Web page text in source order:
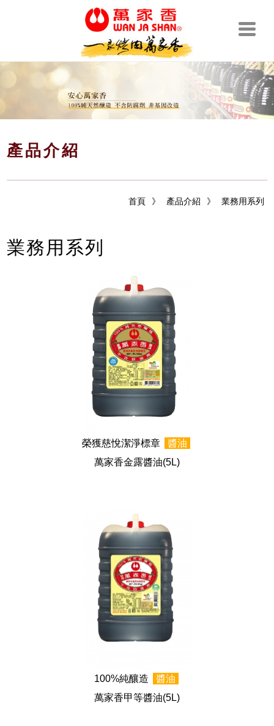
產品介紹
業務用系列
》
產品介紹
》
首頁
業務用系列
榮獲慈悅潔淨標章
醬油
萬家香金露醬油(5L)
100%純釀造
醬油
萬家香甲等醬油(5L)